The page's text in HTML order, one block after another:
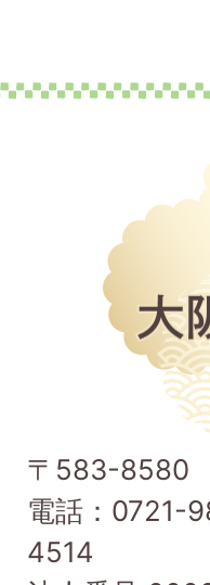
町
Taishi
Town
〒583-8580
電話：0721-
4514